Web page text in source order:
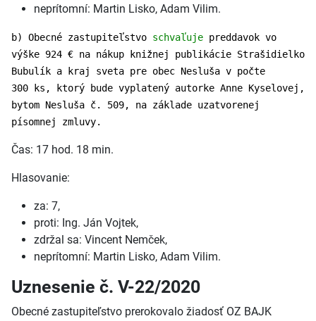
neprítomní: Martin Lisko, Adam Vilim.
b) Obecné zastupiteľstvo schvaľuje preddavok vo
výške 924 € na nákup knižnej publikácie Strašidielko
Bubulík a kraj sveta pre obec Nesluša v počte
300 ks, ktorý bude vyplatený autorke Anne Kyselovej,
bytom Nesluša č. 509, na základe uzatvorenej
písomnej zmluvy.
Čas: 17 hod. 18 min.
Hlasovanie:
za: 7,
proti: Ing. Ján Vojtek,
zdržal sa: Vincent Nemček,
neprítomní: Martin Lisko, Adam Vilim.
Uznesenie č. V-22/2020
Obecné zastupiteľstvo prerokovalo žiadosť OZ BAJK